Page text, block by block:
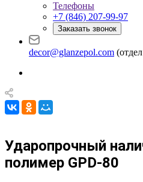
Телефоны
+7 (846) 207-99-97
Заказать звонок
decor@glanzepol.com
Ударопрочный
полимер GPD-80